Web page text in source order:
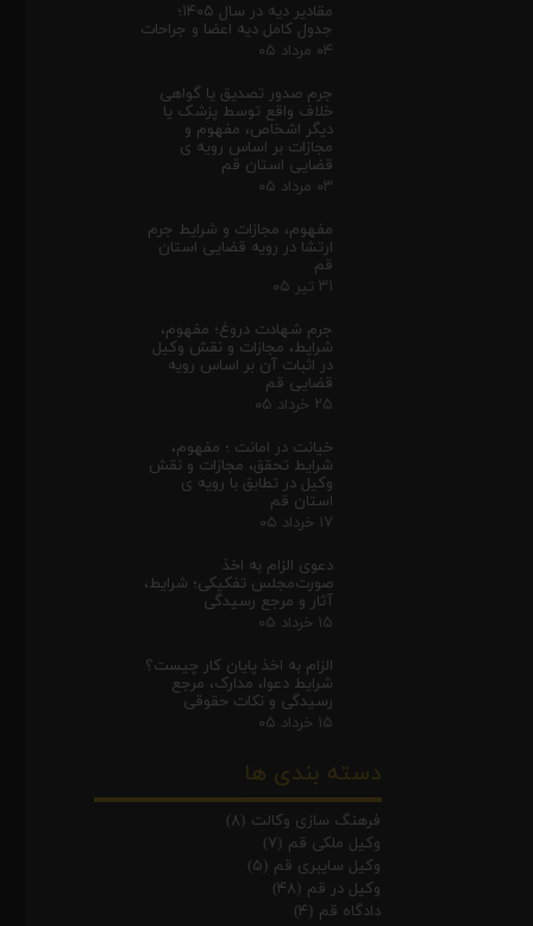
مقادیر دیه در سال ۱۴۰۵؛
جدول کامل دیه اعضا و جراحات
۰۴ مرداد ۰۵
جرم صدور تصدیق یا گواهی
خلاف واقع توسط پزشک یا
دیگر اشخاص، مفهوم و
مجازات بر اساس رویه ی
قضایی استان قم
۰۳ مرداد ۰۵
مفهوم، مجازات و شرایط جرم
ارتشا در رویه قضایی استان
قم
۳۱ تیر ۰۵
جرم شهادت دروغ؛ مفهوم،
شرایط، مجازات و نقش وکیل
در اثبات آن بر اساس رویه
قضایی قم
۲۵ خرداد ۰۵
خیانت در امانت ؛ مفهوم،
شرایط تحقق، مجازات و نقش
وکیل در تطابق با رویه ی
استان قم
۱۷ خرداد ۰۵
دعوی الزام به اخذ
صورت‌مجلس تفکیکی؛ شرایط،
آثار و مرجع رسیدگی
۱۵ خرداد ۰۵
الزام به اخذ پایان کار چیست؟
شرایط دعوا، مدارک، مرجع
رسیدگی و نکات حقوقی
۱۵ خرداد ۰۵
دسته بندی ها
فرهنگ سازی وکالت (۸)
وکیل ملکی قم (۷)
وکیل سایبری قم (۵)
وکیل در قم (۴۸)
دادگاه قم (۴)